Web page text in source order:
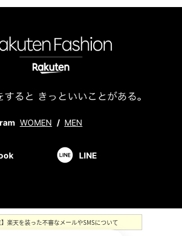
WOMEN / MEN
LINE
】楽天を装った不審なメールやSMSについて